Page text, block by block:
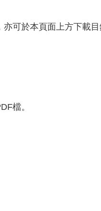
可於本頁面上方下載目
檔。